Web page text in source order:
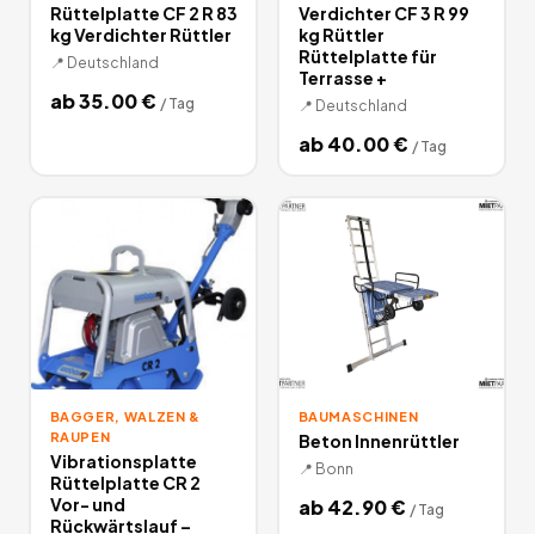
Rüttelplatte CF 2 R 83
kg Verdichter Rüttler
📍 Deutschland
ab35.00€ / Tag
Verdichter CF 3 R 99
kg Rüttler
Rüttelplatte für
Terrasse +
📍 Deutschland
ab40.00€ / Tag
BAGGER, WALZEN &
RAUPEN
Vibrationsplatte
Rüttelplatte CR 2
Vor- und
Rückwärtslauf –
BAUMASCHINEN
Beton Innenrüttler
📍 Bonn
ab42.90€ / Tag